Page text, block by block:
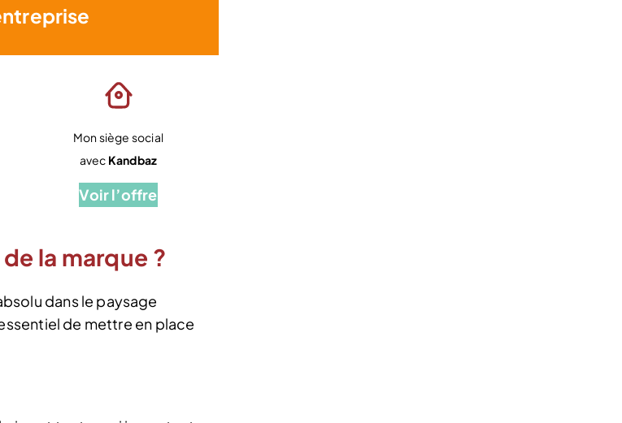
Mon siège social
avec Kandbaz
Voir l’offre
la marque ?
dans le paysage
de mettre en place